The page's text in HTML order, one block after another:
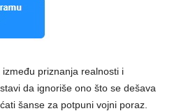
priznanja realnosti i
da ignoriše ono što se dešava
šanse za potpuni vojni poraz.